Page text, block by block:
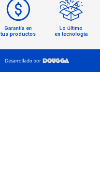
Garantía en
tus productos
Lo último
en tecnología